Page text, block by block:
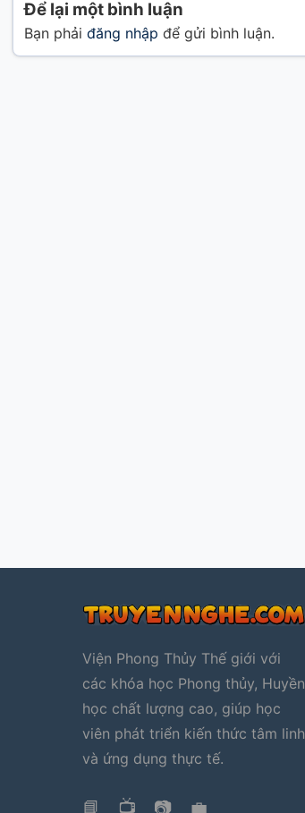
Để lại một bình luận
Bạn phải đăng nhập để gửi bình luận.
Viện Phong Thủy Thế giới với
các khóa học Phong thủy, Huyền
học chất lượng cao, giúp học
viên phát triển kiến thức tâm linh
và ứng dụng thực tế.
📘 📺 📷 💼